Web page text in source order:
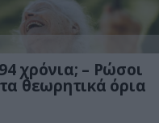
χρόνια; – Ρώσοι
θεωρητικά όρια